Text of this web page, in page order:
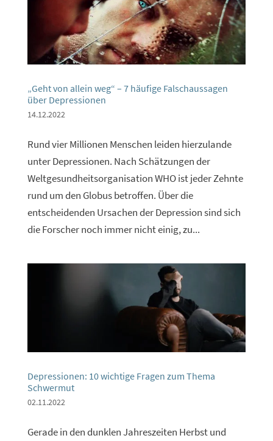
„Geht von allein weg“ – 7 häufige Falschaussagen
über Depressionen
14.12.2022
Rund vier Millionen Menschen leiden hierzulande
unter Depressionen. Nach Schätzungen der
Weltgesundheitsorganisation WHO ist jeder Zehnte
rund um den Globus betroffen. Über die
entscheidenden Ursachen der Depression sind sich
die Forscher noch immer nicht einig, zu...
Depressionen: 10 wichtige Fragen zum Thema
Schwermut
02.11.2022
Gerade in den dunklen Jahreszeiten Herbst und